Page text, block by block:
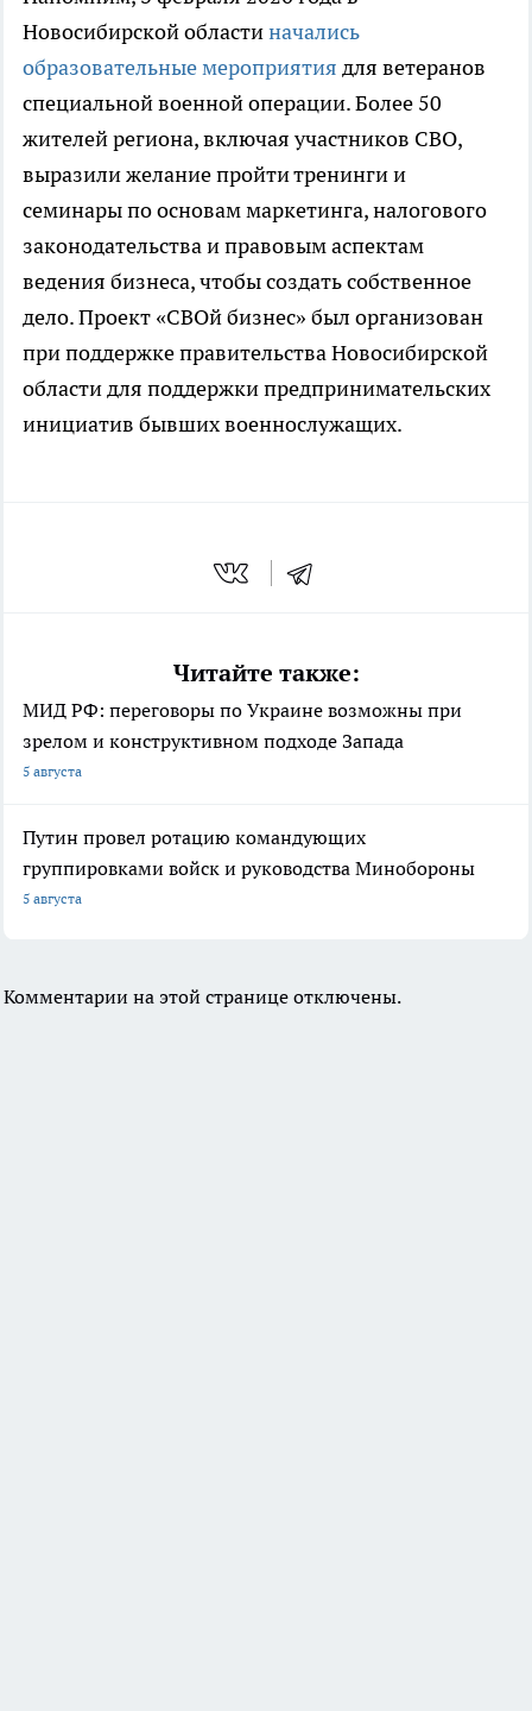
Новосибирской областиначались
образовательные мероприятия для ветеранов
специальной военной операции. Более 50
жителей региона, включая участников СВО,
выразили желание пройти тренинги и
семинары по основам маркетинга, налогового
законодательства и правовым аспектам
ведения бизнеса, чтобы создать собственное
дело. Проект «СВОй бизнес» был организован
при поддержке правительства Новосибирской
области для поддержки предпринимательских
инициатив бывших военнослужащих.
Читайте также:
МИД РФ: переговоры по Украине возможны при
зрелом и конструктивном подходе Запада
5 августа
Путин провел ротацию командующих
группировками войск и руководства Минобороны
5 августа
Комментарии на этой странице отключены.